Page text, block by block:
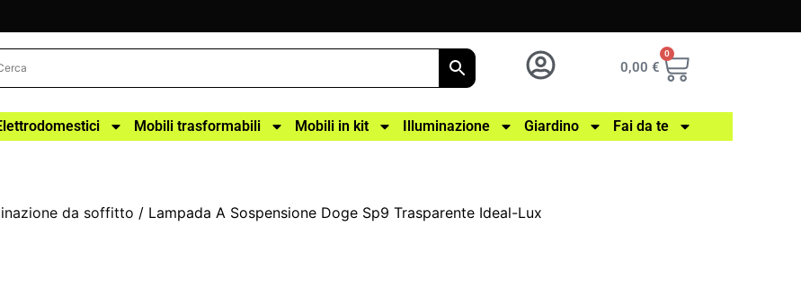
0,00 €
0
Mobili trasformabili Mobili in kit Illuminazione Giardino Fai da te
da soffitto / Lampada A Sospensione Doge Sp9 Trasparente Ideal-Lux